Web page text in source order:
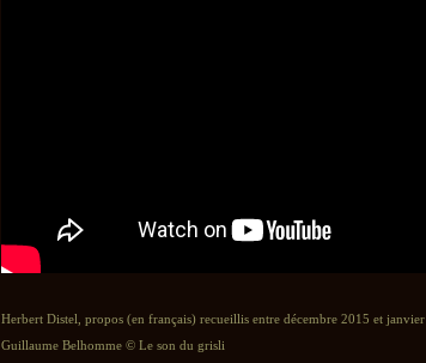
Herbert Distel, propos (en français) recueillis entre décembre 2015 et janvier
Guillaume Belhomme © Le son du grisli